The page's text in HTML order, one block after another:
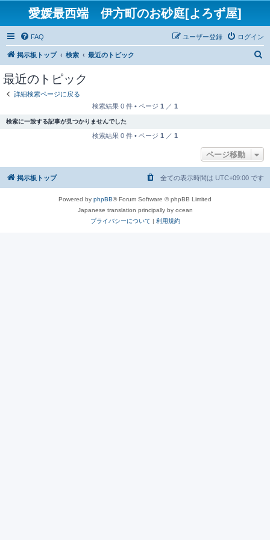
愛媛最西端 伊方町のお砂庭[よろず屋]
FAQ ログイン
ユーザー登録
掲示板トップ 検索 最近のトピック
最近のトピック
詳細検索ページに戻る
検索結果 0 件 • ページ 1 ／ 1
検索に一致する記事が見つかりませんでした
検索結果 0 件 • ページ 1 ／ 1
ページ移動
掲示板トップ 全ての表示時間は UTC+09:00 です
Powered by phpBB® Forum Software © phpBB Limited
Japanese translation principally by ocean
プライバシーについて | 利用規約